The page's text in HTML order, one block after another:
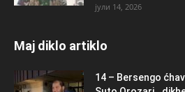
јули 14, 2026
Maj diklo artiklo
14 – Bersengo